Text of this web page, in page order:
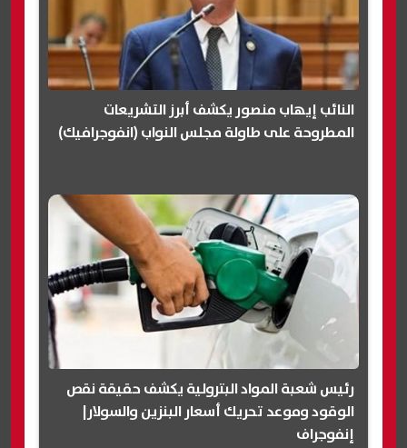
النائب إيهاب منصور يكشف أبرز التشريعات
المطروحة على طاولة مجلس النواب (انفوجرافيك)
رئيس شعبة المواد البترولية يكشف حقيقة نقص
الوقود وموعد تحريك أسعار البنزين والسولار|
إنفوجراف